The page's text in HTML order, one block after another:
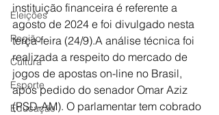
Eleições
Região
Cultura
Esporte
Educação
instituição financeira é referente a
agosto de 2024 e foi divulgado nesta
terça-feira (24/9).A análise técnica foi
realizada a respeito do mercado de
jogos de apostas on-line no Brasil,
após pedido do senador Omar Aziz
(PSD-AM). O parlamentar tem cobrado